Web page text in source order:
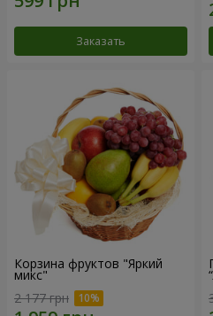
Заказать
Корзина фруктов "Яркий
микс"
2 177 грн